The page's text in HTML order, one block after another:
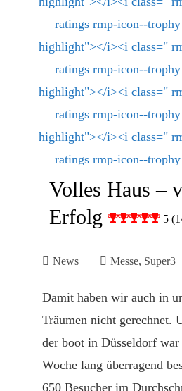
Volles Haus –
Erfolg
5
News Messe, Super3
Damit haben wir auch in
Träumen nicht gerechnet.
der boot in Düsseldorf war
Woche lang überragend
650 Besucher im